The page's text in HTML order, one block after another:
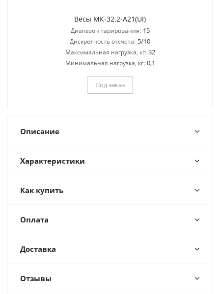
Весы МК-32.2-А21(UI)
Диапазон тарирования: 15
Дискретность отсчета: 5/10
Максимальная нагрузка, кг: 32
Минимальная нагрузка, кг: 0,1
Под заказ
Описание
Характеристики
Как купить
Оплата
Доставка
Отзывы